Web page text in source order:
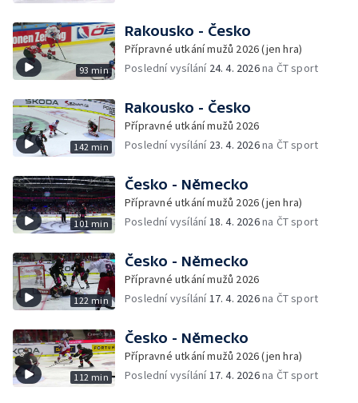
93 min
Rakousko - Česko
Přípravné utkání mužů 2026 (jen hra)
Poslední vysílání 24. 4. 2026na ČT sport
142 min
Rakousko - Česko
Přípravné utkání mužů 2026
Poslední vysílání 23. 4. 2026na ČT sport
101 min
Česko - Německo
Přípravné utkání mužů 2026 (jen hra)
Poslední vysílání18. 4. 2026na ČT sport
122 min
Česko - Německo
Přípravné utkání mužů 2026
Poslední vysílání17. 4. 2026na ČT sport
112 min
Česko - Německo
Přípravné utkání mužů 2026 (jen hra)
Poslední vysílání17. 4. 2026na ČT sport